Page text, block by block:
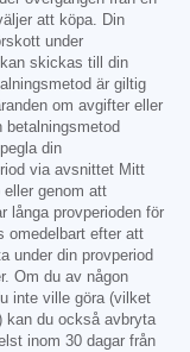
att köpa. Din
under
skickas till din
är giltig
om avgifter eller
betalningsmetod
din
via avsnittet Mitt
genom att
långa provperioden för
omedelbart efter att
under din provperiod
Om du av någon
inte ville göra (vilket
kan du också avbryta
inom 30 dagar från